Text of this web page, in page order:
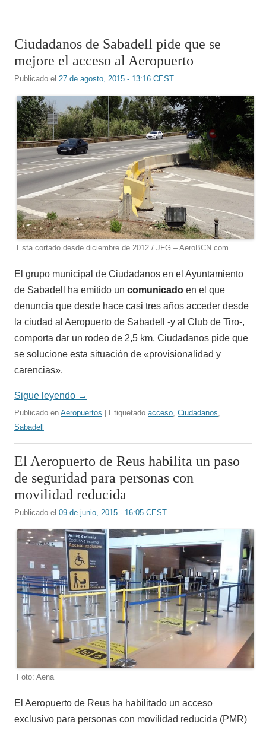
Ciudadanos de Sabadell pide que se
mejore el acceso al Aeropuerto
Publicado el 27 de agosto, 2015 - 13:16 CEST
Esta cortado desde diciembre de 2012 / JFG – AeroBCN.com
El grupo municipal de Ciudadanos en el Ayuntamiento
de Sabadell ha emitido un comunicado en el que
denuncia que desde hace casi tres años acceder desde
la ciudad al Aeropuerto de Sabadell -y al Club de Tiro-,
comporta dar un rodeo de 2,5 km. Ciudadanos pide que
se solucione esta situación de «provisionalidad y
carencias».
Sigue leyendo →
Publicado en Aeropuertos | Etiquetado acceso Ciudadanos
Sabadell
El Aeropuerto de Reus habilita un paso
de seguridad para personas con
movilidad reducida
Publicado el 09 de junio, 2015 - 16:05 CEST
Foto: Aena
El Aeropuerto de Reus ha habilitado un acceso
exclusivo para personas con movilidad reducida (PMR)